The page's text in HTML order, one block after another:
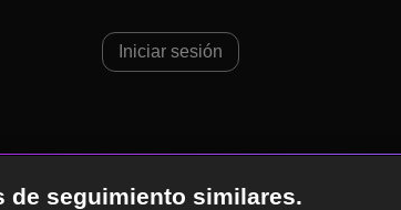
Iniciar sesión
de seguimiento similares.